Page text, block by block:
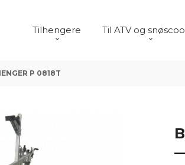
Tilhengere Til ATV og
P 0818T